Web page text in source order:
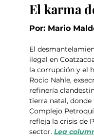
El karma
Por: Mario
El
ilegal en
la corrupción y el
Rocío Nahle,
refinería
tierra natal,
Complejo
refleja la crisis de
sector. Lea